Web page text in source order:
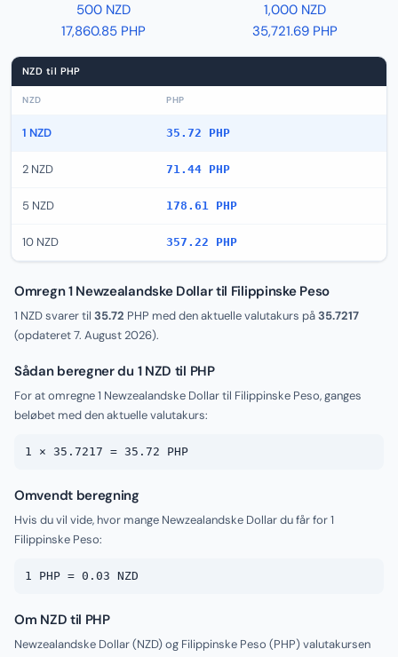
500 NZD
17,860.85 PHP
1,000 NZD
35,721.69 PHP
NZD til PHP
NZD PHP
1 NZD 35.72 PHP
2 NZD 71.44 PHP
5 NZD 178.61 PHP
10 NZD 357.22 PHP
Omregn 1 Newzealandske Dollar til Filippinske Peso
1 NZD svarer til 35.72 PHP med den aktuelle valutakurs på35.7217
(opdateret7. August 2026).
Sådan beregner du 1 NZD til PHP
For at omregne 1 Newzealandske Dollar til Filippinske Peso, ganges
beløbet med den aktuelle valutakurs:
1 × 35.7217 = 35.72 PHP
Omvendt beregning
Hvis du vil vide, hvor mange Newzealandske Dollar du får for 1
Filippinske Peso:
1 PHP = 0.03 NZD
Om NZD til PHP
Newzealandske Dollar (NZD) og Filippinske Peso (PHP) valutakursen